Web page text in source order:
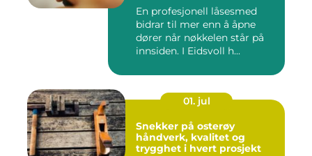
En profesjonell låsesmed
bidrar til mer enn å åpne
dører når nøkkelen står på
innsiden. I Eidsvoll h...
01. jul
Snekker på osterøy
håndverk, kvalitet og
trygghet i hvert prosjekt